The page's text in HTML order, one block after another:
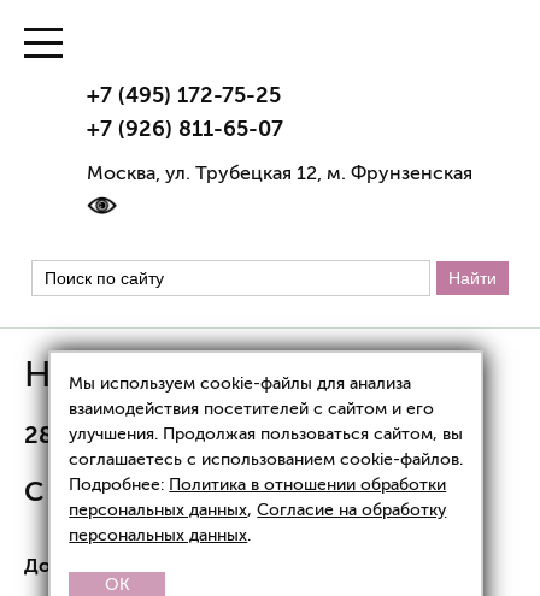
+7 (495) 172-75-25
+7 (926) 811-65-07
Москва, ул. Трубецкая 12, м. Фрунзенская
Новости
28.04.2026
С майскими праздниками!
Дорогие пациенты!
Мы используем cookie-файлы для анализа
взаимодействия посетителей с сайтом и его
улучшения. Продолжая пользоваться сайтом, вы
соглашаетесь с использованием cookie-файлов.
Подробнее: Политика в отношении обработки
персональных данных,Согласие на обработку
персональных данных.
OK